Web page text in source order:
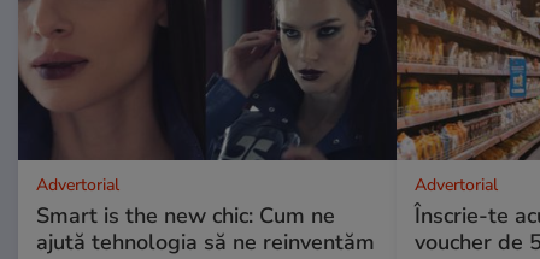
Advertorial
Smart is the new chic: Cum ne
ajută tehnologia să ne reinventăm
Advertorial
Înscrie-te
voucher de